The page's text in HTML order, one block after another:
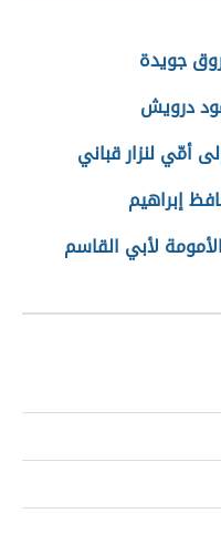
جويدة
درويش
لنزار قباني
إبراهيم
لأبي القاسم